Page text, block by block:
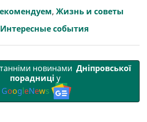
l g
r
a
m
s
A
p
p
r l
, Жизнь и советы
Интересные события
новинами Дніпровської
порадниці у
GoogleNews